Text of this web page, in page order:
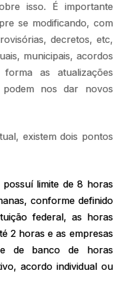
isso. É importante
se modificando, com
decretos, etc,
municipais, acordos
as atualizações
nos dar novos
existem dois pontos
limite de 8 horas
conforme definido
federal, as horas
2 horas e as empresas
de banco de horas
acordo individual ou